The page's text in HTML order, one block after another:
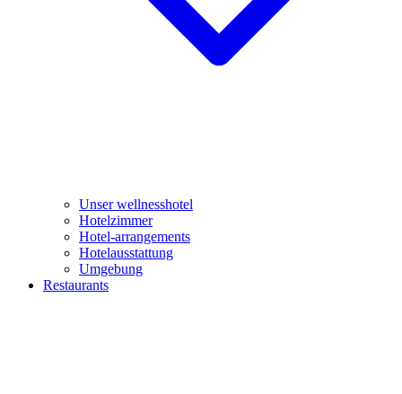
Unser wellnesshotel
Hotelzimmer
Hotel-arrangements
Hotelausstattung
Umgebung
Restaurants